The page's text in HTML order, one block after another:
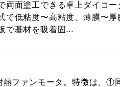
両面塗工できる卓上ダイコー
で低粘度〜高粘度、薄膜〜厚
で基材を吸着固...
ファンモータ。特徴は、①